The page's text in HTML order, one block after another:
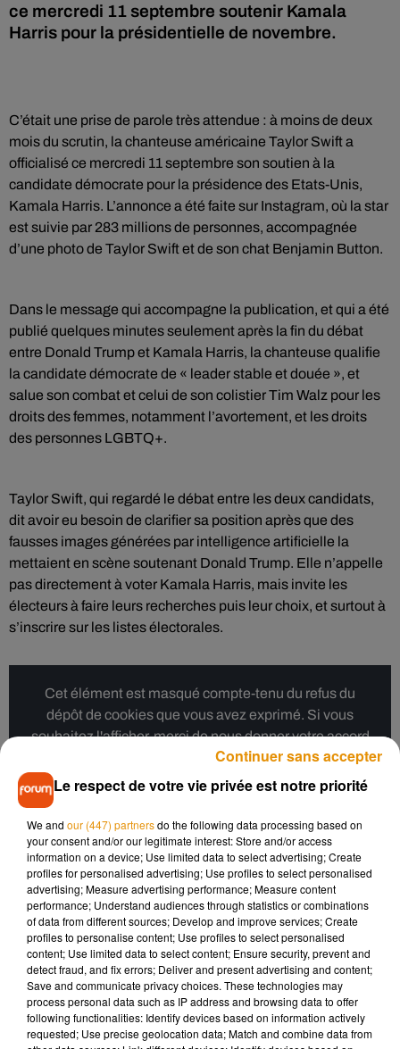
ce mercredi 11 septembre soutenir Kamala
Harris pour la présidentielle de novembre.
C’était une prise de parole très attendue : à moins de deux
mois du scrutin, la chanteuse américaine Taylor Swift a
officialisé ce mercredi 11 septembre son soutien à la
candidate démocrate pour la présidence des Etats-Unis,
Kamala Harris. L’annonce a été faite sur Instagram, où la star
est suivie par 283 millions de personnes, accompagnée
d’une photo de Taylor Swift et de son chat Benjamin Button.
Dans le message qui accompagne la publication, et qui a été
publié quelques minutes seulement après la fin du débat
entre Donald Trump et Kamala Harris, la chanteuse qualifie
la candidate démocrate de « leader stable et douée », et
salue son combat et celui de son colistier Tim Walz pour les
droits des femmes, notamment l’avortement, et les droits
des personnes LGBTQ+.
Taylor Swift, qui regardé le débat entre les deux candidats,
dit avoir eu besoin de clarifier sa position après que des
fausses images générées par intelligence artificielle la
mettaient en scène soutenant Donald Trump. Elle n’appelle
pas directement à voter Kamala Harris, mais invite les
électeurs à faire leurs recherches puis leur choix, et surtout à
s’inscrire sur les listes électorales.
Cet élément est masqué compte-tenu du refus du
dépôt de cookies que vous avez exprimé. Si vous
souhaitez l'afficher, merci de nous donner votre accord
en cliquant sur le bouton ci-dessous.
Taylor Swift fera-t-elle basculer
l'élection ?
La prise de position de la chanteuse n’est pas une surprise.
Si elle est longtemps restée discrète sur ses opinions
politiques, elle avait appelé pour la première fois en 2018 à
voter démocrate dans un scrutin du Tennessee, état où elle a
Le respect de votre vie privée est notre priorité
We and our (447) partnersdo the following data processing based on
your consent and/or our legitimate interest: Store and/or access
information on a device; Use limited data to select advertising; Create
profiles for personalised advertising; Use profiles to select personalised
advertising; Measure advertising performance; Measure content
performance; Understand audiences through statistics or combinations
of data from different sources; Develop and improve services; Create
profiles to personalise content; Use profiles to select personalised
content; Use limited data to select content; Ensure security, prevent and
detect fraud, and fix errors; Deliver and present advertising and content;
Save and communicate privacy choices. These technologies may
process personal data such as IP address and browsing data to offer
following functionalities: Identify devices based on information actively
requested; Use precise geolocation data; Match and combine data from
Continuer sans accepter